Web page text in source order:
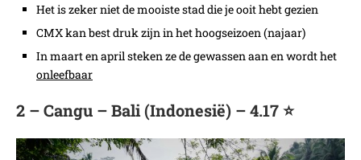
Het is zeker niet de mooiste stad die je ooit hebt gezien
CMX kan best druk zijn in het hoogseizoen (najaar)
In maart en april steken ze de gewassen aan en wordt het
onleefbaar
2 – Cangu – Bali (Indonesië) – 4.17 ⭐️